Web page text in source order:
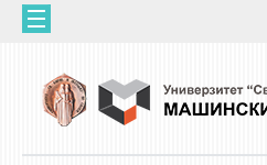
Skip to main content
ЗА НАС
60 ГОДИНИ МФ